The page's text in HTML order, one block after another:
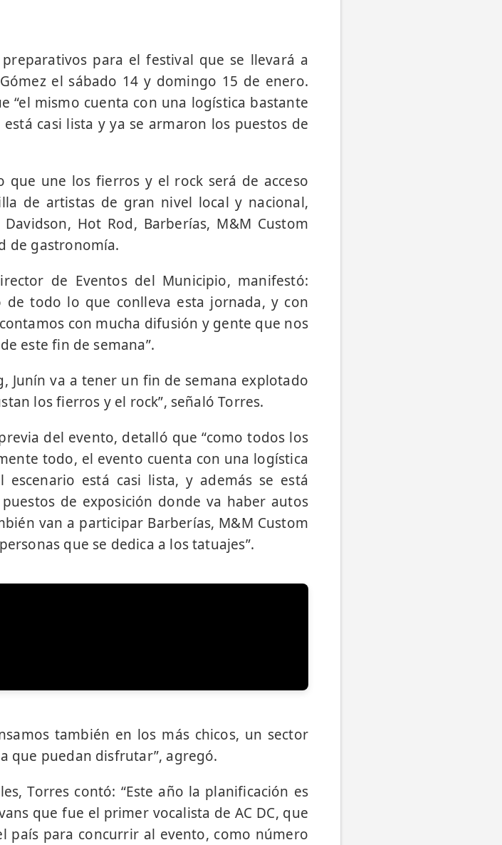
para el festival que se llevará a
el sábado 14 y domingo 15 de enero.
“el mismo cuenta con una logística bastante
casi lista y ya se armaron los puestos de
que une los fierros y el rock será de acceso
de artistas de gran nivel local y nacional,
Hot Rod, Barberías, M&M Custom
de gastronomía.
de Eventos del Municipio, manifestó:
de todo lo que conlleva esta jornada, y con
con mucha difusión y gente que nos
este fin de semana”.
Junín va a tener un fin de semana explotado
los fierros y el rock”, señaló Torres.
del evento, detalló que “como todos los
todo, el evento cuenta con una logística
está casi lista, y además se está
de exposición donde va haber autos
van a participar Barberías, M&M Custom
que se dedica a los tatuajes”.
también en los más chicos, un sector
que puedan disfrutar”, agregó.
Torres contó: “Este año la planificación es
que fue el primer vocalista de AC DC, que
país para concurrir al evento, como número